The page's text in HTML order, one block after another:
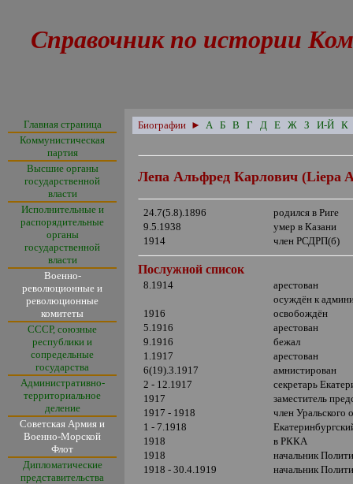
Справочник по истории
Главная страница
Коммунистическая
партия
Высшие органы
государственной
власти
Исполнительные и
распорядительные
органы
государственной
власти
Военно-
революционные и
революционные
комитеты
СССР, союзные
республики и
сопредельные
государства
Административно-
территориальное
деление
Советская Армия и
Военно-Морской
Флот
Дипломатические
представительства
Биографии ► А Б В Г Д Е Ж З И-Й К
Лепа Альфред Карлович (Liepa
24.7(5.8).1896
родился в Риге
9.5.1938
умер в Казани
1914
член РСДРП(б)
Послужной список
8.1914
арестован
осуждён к
1916
освобождён
5.1916
арестован
9.1916
бежал
1.1917
арестован
6(19).3.1917
амнистирован
2 - 12.1917
секретарь
1917
заместитель
1917 - 1918
член
1 - 7.1918
1918
в РККА
1918
начальник
1918 - 30.4.1919
начальник